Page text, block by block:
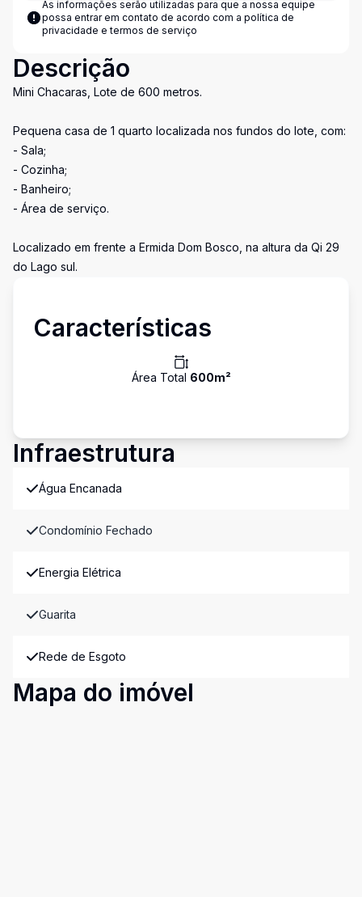
As informações serão utilizadas para que a nossa equipe
possa entrar em contato de acordo com a política de
privacidade e termos de serviço
Descrição
Mini Chacaras, Lote de 600 metros.
Pequena casa de 1 quarto localizada nos fundos do lote, com:
- Sala;
- Cozinha;
- Banheiro;
- Área de serviço.
Localizado em frente a Ermida Dom Bosco, na altura da Qi 29
do Lago sul.
Características
Área Total 600m²
Infraestrutura
Água Encanada
Condomínio Fechado
Energia Elétrica
Guarita
Rede de Esgoto
Mapa do imóvel